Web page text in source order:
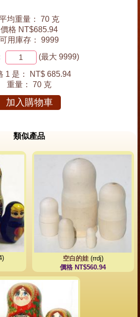
均重量： 70 克
價格 NT$685.94
可用庫存： 9999
(最大 9999)
1 是：
NT$ 685.94
重量： 70 克
加入購物車
類似產品
空白的娃(rrdj)
價格 NT$560.94